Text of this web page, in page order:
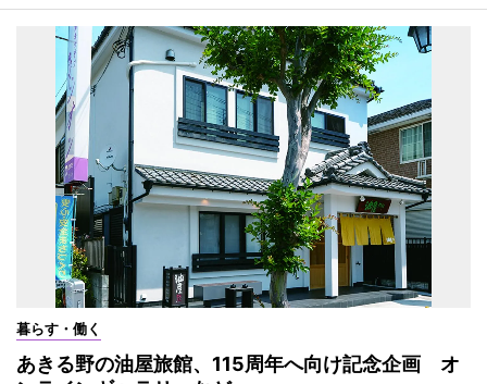
暮らす・働く
あきる野の油屋旅館、115周年へ向け記念企画 オ